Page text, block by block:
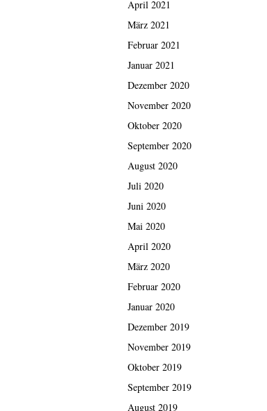
April 2021
März 2021
Februar 2021
Januar 2021
Dezember 2020
November 2020
Oktober 2020
September 2020
August 2020
Juli 2020
Juni 2020
Mai 2020
April 2020
März 2020
Februar 2020
Januar 2020
Dezember 2019
November 2019
Oktober 2019
September 2019
August 2019